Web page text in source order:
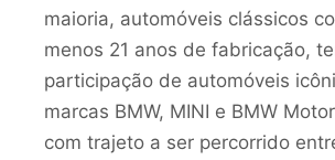
maioria, automóveis clássicos
menos 21 anos de fabricação,
participação de automóveis
marcas BMW, MINI e BMW
com trajeto a ser percorrido